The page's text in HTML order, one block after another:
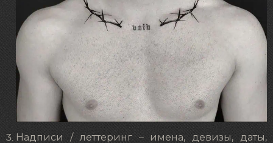
Надписи / леттеринг – имена, девизы, даты,